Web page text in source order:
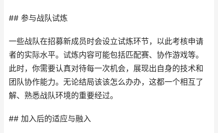
## 参与战队试炼
一些战队在招募新成员时会设立试炼环节，以此考核申请
者的实际水平。试炼内容可能包括匹配赛、协作游戏等。
此时，你需要认真对待每一次机会，展现出自身的技术和
团队协作能力。无论结局该该怎么办办，这都一个相互了
解、熟悉战队环境的重要经过。
## 加入后的适应与融入